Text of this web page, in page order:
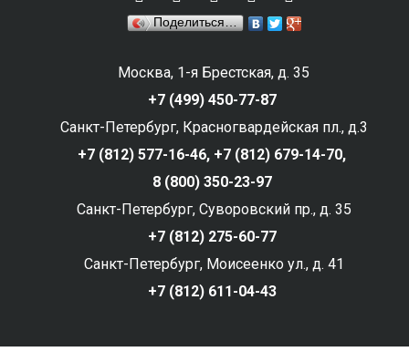
Поделиться…
Москва, 1-я Брестская, д. 35
+7 (499) 450-77-87
Санкт-Петербург, Красногвардейская пл., д.3
+7 (812) 577-16-46, +7 (812) 679-14-70,
8 (800) 350-23-97
Санкт-Петербург, Суворовский пр., д. 35
+7 (812) 275-60-77
Санкт-Петербург, Моисеенко ул., д. 41
+7 (812) 611-04-43